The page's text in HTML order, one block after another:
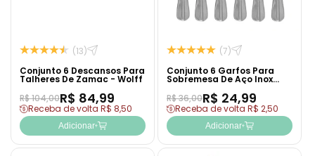
(13)
Conjunto 6 Descansos Para
Talheres De Zamac - Wolff
R$ 104,00R$ 84,99
Receba de volta R$ 8,50
Adicionar
(7)
Conjunto 6 Garfos Para
Sobremesa De Aço Inox
Positano 16cm - Lyor
R$ 36,00R$ 24,99
Receba de volta R$ 2,50
Adicionar